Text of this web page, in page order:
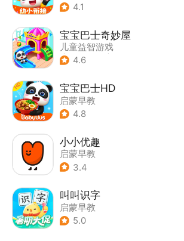
4.1
宝宝巴士奇妙屋
儿童益智游戏
| 启蒙早教
4.6
宝宝巴士HD
启蒙早教
| 儿童益智游戏
4.8
小小优趣
启蒙早教
3.4
叫叫识字
启蒙早教
5.0